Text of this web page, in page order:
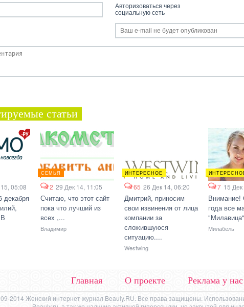
Авторизоваться через
социальную сеть
статьи
05:08
декабря
СЕМЬЯ
2 29 Дек 14, 11:05
Считаю, что этот сайт
пока что лучший из
всех ,...
Владимир
ИНТЕРЕСНОЕ
65 26 Дек 14, 06:20
Дмитрий, приносим
свои извинения от лица
компании за
сложившуюся
ситуацию....
Westwing
7 15
Внимание!
года все
Милабель
Главная О проекте Реклама у нас
2014 Женский интернет журнал Beauly.RU. Все права защищены.